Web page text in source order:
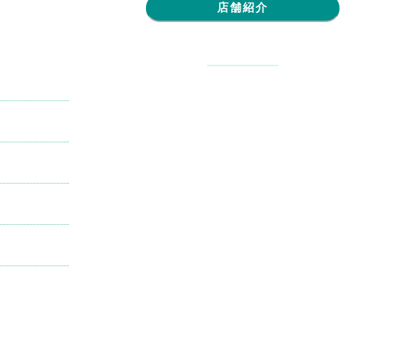
店舗紹介